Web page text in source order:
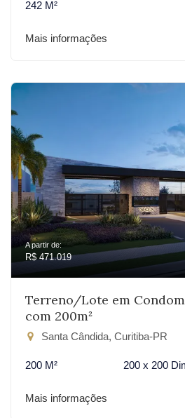
242 M²
Mais informações
A partir de:
R$ 471.019
Terreno/Lote em
com 200m²
Santa Cândida, Curitiba-PR
200 M² 200 x 200
Mais informações